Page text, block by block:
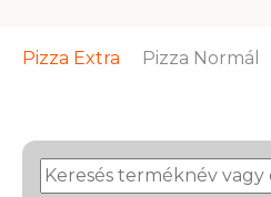
Pizza Extra Pizza Normál